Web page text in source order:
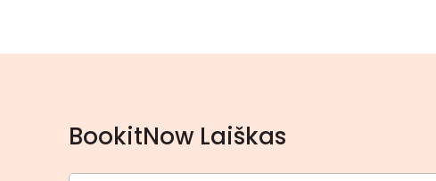
BookitNow Laiškas